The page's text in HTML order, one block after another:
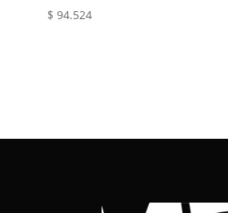
$ 94.524